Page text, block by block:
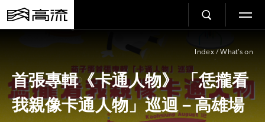
Index / What’s on
首張專輯《卡通人物》 「恁攏看
我親像卡通人物」巡迴－高雄場